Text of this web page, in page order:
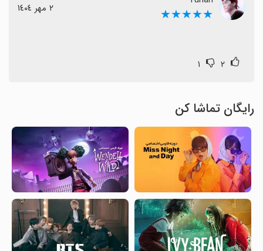
★★★★★ ٢ مهر ١٤٠٤
۲ ۱
رایگان تماشا کن